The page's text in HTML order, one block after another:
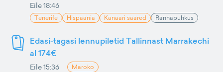
Eile 18:46
Tenerife Hispaania Kanaari saared Rannapuhkus
Edasi-tagasi lennupiletid Tallinnast Marrakechi
al 174€
Eile 15:36 Maroko